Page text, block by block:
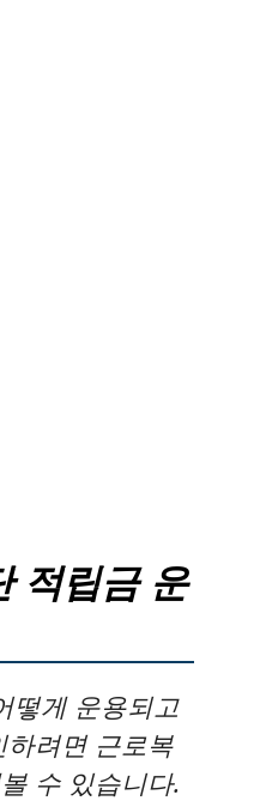
적립금 운
떻게 운용되고
하려면 근로복
수 있습니다.